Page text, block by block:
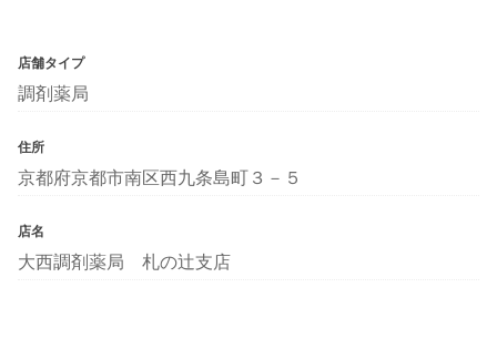
店舗タイプ
調剤薬局
住所
京都府京都市南区西九条島町３－５
店名
大西調剤薬局 札の辻支店